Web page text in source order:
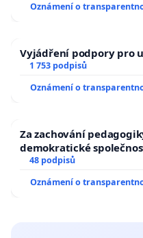
Oznámení o
Vyjádření podpory pro
1 753 podpisů
Oznámení o
Za zachování
demokratické
48 podpisů
Oznámení o